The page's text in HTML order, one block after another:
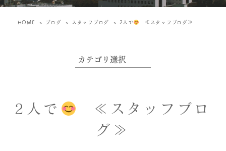
HOME ブログ スタッフブログ 2人で ≪スタッフブログ≫
2人で
≪スタッフブロ
グ≫